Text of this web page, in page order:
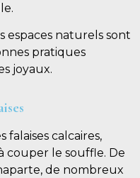
espaces naturels sont
pratiques
joyaux.
calcaires,
couper le souffle. De
de nombreux